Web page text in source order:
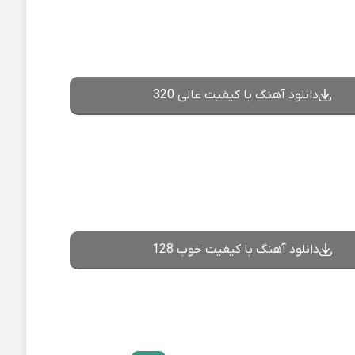
دانلود آهنگ با کیفیت عالی 320
دانلود آهنگ با کیفیت خوب 128